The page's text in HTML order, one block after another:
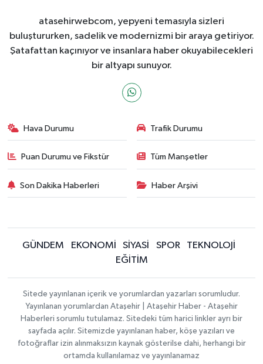
atasehirwebcom, yepyeni temasıyla sizleri
buluştururken, sadelik ve modernizmi bir araya getiriyor.
Şatafattan kaçınıyor ve insanlara haber okuyabilecekleri
bir altyapı sunuyor.
Hava Durumu Trafik Durumu
Puan Durumu ve Fikstür Tüm Manşetler
Son Dakika Haberleri Haber Arşivi
GÜNDEM EKONOMİ SİYASİ SPOR
TEKNOLOJİ
EĞİTİM
Sitede yayınlanan içerik ve yorumlardan yazarları sorumludur.
Yayınlanan yorumlardan Ataşehir | Ataşehir Haber - Ataşehir
Haberleri sorumlu tutulamaz. Sitedeki tüm harici linkler ayrı bir
sayfada açılır. Sitemizde yayınlanan haber, köşe yazıları ve
fotoğraflar izin alınmaksızın kaynak gösterilse dahi, herhangi bir
ortamda kullanılamaz ve yayınlanamaz